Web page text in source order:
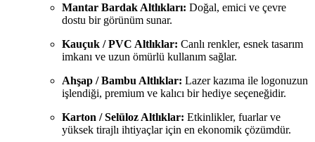
Mantar Bardak Altlıkları: Doğal, emici ve çevre
dostu bir görünüm sunar.
Kauçuk / PVC Altlıklar: Canlı renkler, esnek tasarım
imkanı ve uzun ömürlü kullanım sağlar.
Ahşap / Bambu Altlıklar: Lazer kazıma ile logonuzun
işlendiği, premium ve kalıcı bir hediye seçeneğidir.
Karton / Selüloz Altlıklar: Etkinlikler, fuarlar ve
yüksek tirajlı ihtiyaçlar için en ekonomik çözümdür.